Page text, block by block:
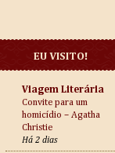
EU VISITO!
Viagem Literária
Convite para um
homicídio – Agatha
Christie
Há 2 dias